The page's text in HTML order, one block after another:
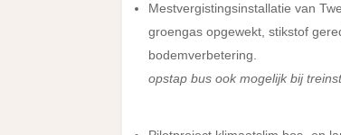
Mestvergistingsinstallatie van
groengas opgewekt, stikstof
bodemverbetering.
opstap bus ook mogelijk bij